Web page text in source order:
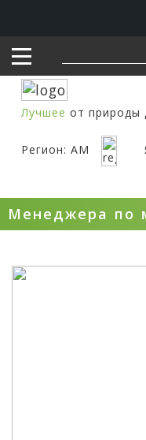
Лучшее от природы
Регион: AM
Менеджера по